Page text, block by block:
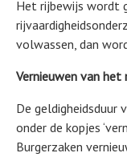
Het rijbewijs wordt
volwassen, dan
Vernieuwen van het
De geldigheidsduur
onder de kopjes
Burgerzaken